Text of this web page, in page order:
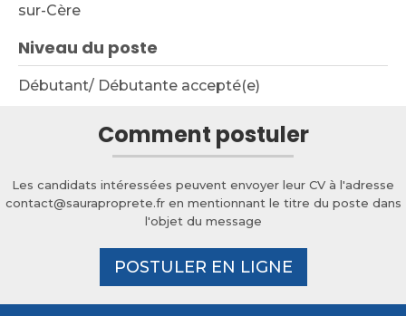
sur-Cère
Niveau du poste
Débutant/ Débutante accepté(e)
Comment postuler
Les candidats intéressées peuvent envoyer leur CV à l'adresse
contact@sauraproprete.fr en mentionnant le titre du poste dans
l'objet du message
POSTULER EN LIGNE